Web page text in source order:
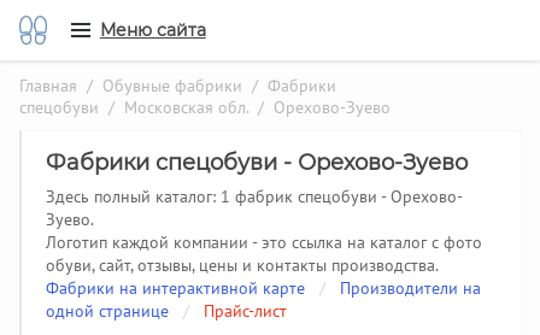
Меню сайта
Главная / Обувные фабрики / Фабрики
спецобуви / Московская обл. / Орехово-Зуево
Фабрики спецобуви - Орехово-Зуево
Здесь полный каталог: 1 фабрик спецобуви - Орехово-
Зуево.
Логотип каждой компании - это ссылка на каталог с фото
обуви, сайт, отзывы, цены и контакты производства.
Фабрики на интерактивной карте
/
Производители на
одной странице
/ Прайс-лист